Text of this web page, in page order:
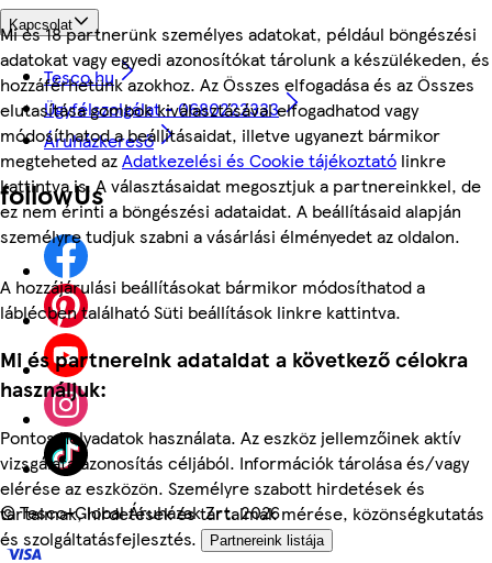
Mi és 18 partnerünk személyes adatokat, például böngészési
adatokat vagy egyedi azonosítókat tárolunk a készülékeden, és
hozzáférhetünk azokhoz. Az Összes elfogadása és az Összes
elutasítása gombok kiválasztásával elfogadhatod vagy
módosíthatod a beállításaidat, illetve ugyanezt bármikor
megteheted azAdatkezelési és Cookie tájékoztató linkre
kattintva is. A választásaidat megosztjuk a partnereinkkel, de
ez nem érinti a böngészési adataidat. A beállításaid alapján
személyre tudjuk szabni a vásárlási élményedet az oldalon.
A hozzájárulási beállításokat bármikor módosíthatod a
láblécben található Süti beállítások linkre kattintva.
Mi és partnereink adataidat a következő célokra
használjuk:
Pontos helyadatok használata. Az eszköz jellemzőinek aktív
vizsgálata azonosítás céljából. Információk tárolása és/vagy
elérése az eszközön. Személyre szabott hirdetések és
tartalmak, hirdetések és tartalmak mérése, közönségkutatás
és szolgáltatásfejlesztés.
Partnereink listája
Kapcsolat
Tesco.hu
Ügyfélszolgálat - 0680222333
Áruházkereső
followUs
©Tesco-Global Áruházak Zrt. 2026